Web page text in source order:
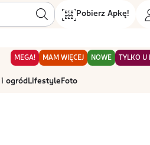
Pobierz Apkę!
MEGA! MAM WIĘCEJ NOWE TYLKO U
i ogród Lifestyle Foto